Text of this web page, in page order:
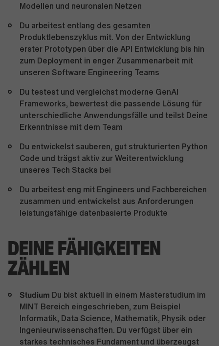
Modellen und neuronalen Netzen
Du arbeitest entlang des gesamten
Produktlebenszyklus mit. Von der Entwicklung
erster Prototypen über die API Entwicklung bis hin
zum Deployment in enger Zusammenarbeit mit
unseren Software Engineering Teams
Du testest und vergleichst moderne GenAI
Frameworks, bewertest die passende Lösung für
unterschiedliche Anwendungsfälle und teilst Deine
Erkenntnisse mit dem Team
Du entwickelst sauberen, gut strukturierten Python
Code und trägst aktiv zur Weiterentwicklung
unseres Tech Stacks bei
Du arbeitest eng mit Engineers und Fachbereichen
zusammen und entwickelst aus Anforderungen
leistungsfähige datenbasierte Produkte
DEINE FÄHIGKEITEN
ZÄHLEN
Studium Du bist aktuell in einem Masterstudium im
MINT Bereich eingeschrieben, zum Beispiel
Informatik, Data Science, Mathematik, Physik oder
Ingenieurwissenschaften. Du verfügst über ein
starkes technisches Fundament und überzeugst